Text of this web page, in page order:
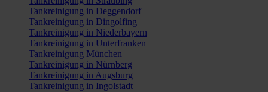
Tankreinigung in Deggendorf
Tankreinigung in Dingolfing
Tankreinigung in Niederbayern
Tankreinigung in Unterfranken
Tankreinigung München
Tankreinigung in Nürnberg
Tankreinigung in Augsburg
Tankreinigung in Ingolstadt